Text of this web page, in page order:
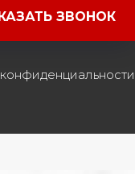
ЗВОНОК